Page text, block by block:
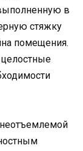
в
стяжку
помещения.
неотъемлемой